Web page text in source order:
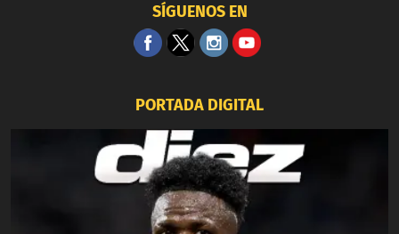
SÍGUENOS EN
PORTADA DIGITAL